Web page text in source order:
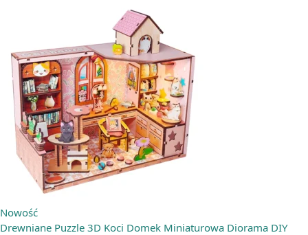
Nowość
Drewniane Puzzle 3D Koci Domek Miniaturowa Diorama DIY